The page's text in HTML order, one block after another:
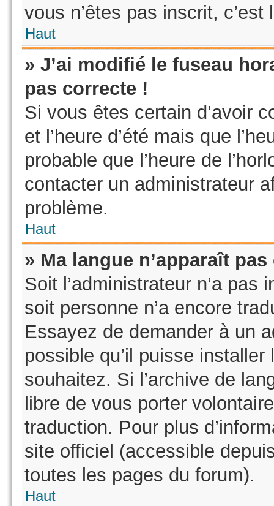
vous n’êtes pas inscrit,
Haut
» J’ai modifié le fuseau
pas correcte !
Si vous êtes certain d’avoir
et l’heure d’été mais que
probable que l’heure de
contacter un administrateur
problème.
Haut
» Ma langue n’apparaît
Soit l’administrateur n’a
soit personne n’a encore
Essayez de demander à un
possible qu’il puisse
souhaitez. Si l’archive de
libre de vous porter
traduction. Pour plus
site officiel (accessible
toutes les pages du forum).
Haut